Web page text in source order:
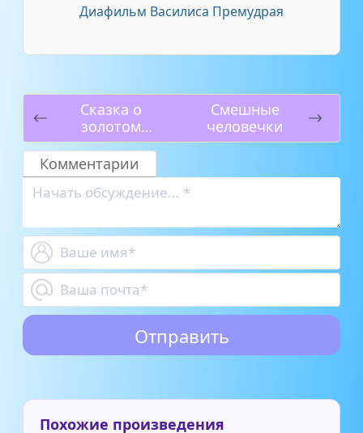
Диафильм Василиса Премудрая
Сказка о
золотом
петушке
Смешные
человечки
Комментарии
Похожие произведения